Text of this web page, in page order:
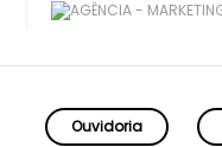
Ouvidoria